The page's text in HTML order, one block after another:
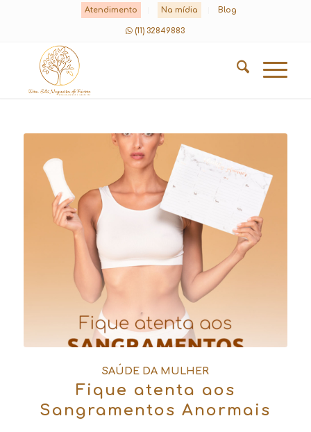
Atendimento Na mídia Blog
(11) 32849883
SAÚDE DA MULHER
Fique atenta aos
Sangramentos Anormais